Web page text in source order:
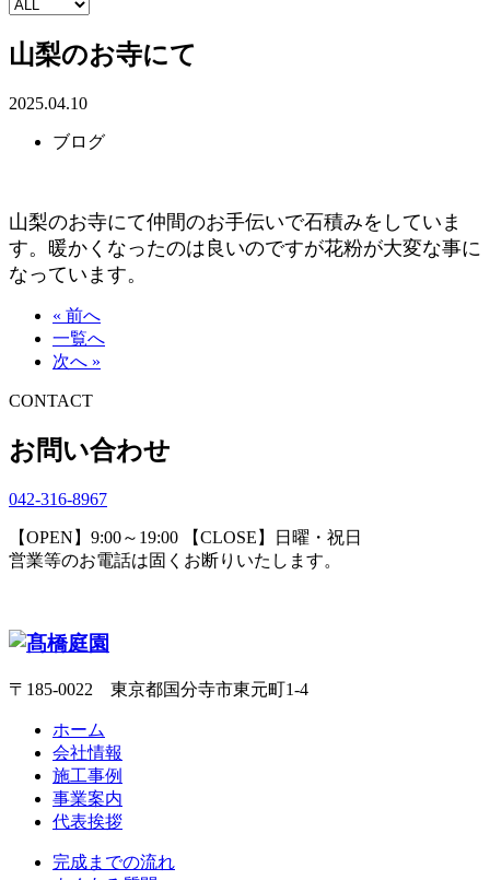
山梨のお寺にて
2025.04.10
ブログ
山梨のお寺にて仲間のお手伝いで石積みをしていま
す。暖かくなったのは良いのですが花粉が大変な事に
なっています。
« 前へ
一覧へ
次へ »
CONTACT
お問い合わせ
042-316-8967
【OPEN】9:00～19:00 【CLOSE】日曜・祝日
営業等のお電話は固くお断りいたします。
〒185-0022 東京都国分寺市東元町1-4
ホーム
会社情報
施工事例
事業案内
代表挨拶
完成までの流れ